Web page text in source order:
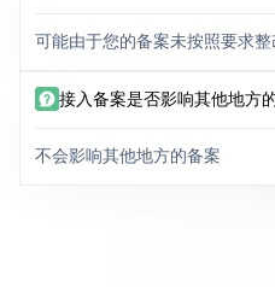
可能由于您的备案未按照要求整
接入备案是否影响其他地方
不会影响其他地方的备案